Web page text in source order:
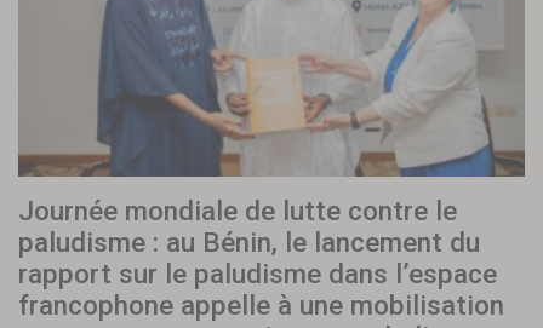
Journée mondiale de lutte contre le
paludisme : au Bénin, le lancement du
rapport sur le paludisme dans l’espace
francophone appelle à une mobilisation